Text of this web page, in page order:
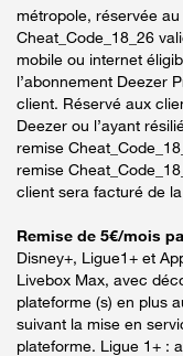
métropole, réservée
Cheat_Code_18_26
mobile ou internet
l’abonnement Deezer
client. Réservé aux
Deezer ou l’ayant
remise
remise
client sera facturé de
Remise de 5€/mois
Disney+, Ligue1+ et
Livebox Max, avec
plateforme (s) en plus
suivant la mise en
plateforme. Ligue 1+ :